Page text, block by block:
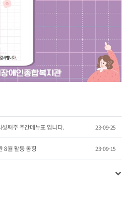
째주 주간메뉴표 입니다. 23-09-25
8월 활동 동향 23-09-15